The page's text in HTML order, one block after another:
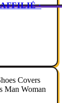
AFFILIÉ ·
Covers
Man Woman